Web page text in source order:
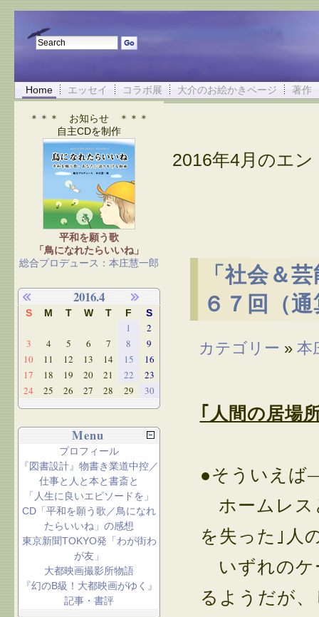
Home エッセイ コラボ展 大介のお絵かきページ 著作
2016年4月のエ
「社会＆
６７回（
カテゴリー » 本
｢人間の居場
●そういえ
ホームレス
を失った｣人
いずれのケ
るようだが
＊＊＊ お知らせ ＊＊＊
自主CDを制作
平和を願う歌
「鳥になれたらいいね」
総合プロデュース：本庄慧一郎
2016.4
S M T W T F S
1
2
3
4 5 6 7 8
9
10
11 12 13 14 15
16
17
18 19 20 21 22
23
24
25 26 27 28 29 30
Menu
プロフィール
『図書設計』物書き業道中控／
仕事と人と本と書斎と
「人生に良いエピソードを」
CD「平和を願う歌／鳥になれ
たらいいね」の感想
東京新聞TOKYO発「わが街わ
が友」
大都映画撮影所物語
『幻のB級！大都映画がゆく』
記事・書評